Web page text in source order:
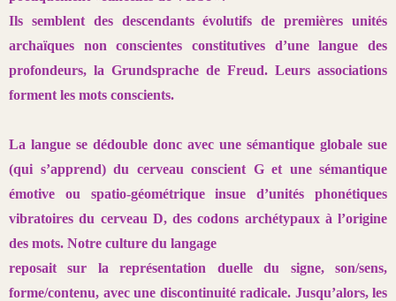
Ils semblent des descendants évolutifs de premières unités
archaïques non conscientes constitutives d’une langue des
profondeurs, la Grundsprache de Freud. Leurs associations
forment les mots conscients.
La langue se dédouble donc avec une sémantique globale sue
(qui s’apprend) du cerveau conscient G et une sémantique
émotive ou spatio-géométrique insue d’unités phonétiques
vibratoires du cerveau D, des codons archétypaux à l’origine
des mots. Notre culture du langage
reposait sur la représentation duelle du signe, son/sens,
forme/contenu, avec une discontinuité radicale. Jusqu’alors, les